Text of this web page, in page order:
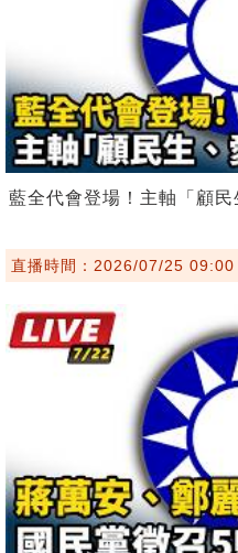
藍全代會登場！主軸「顧民
直播時間：2026/07/25 09:00